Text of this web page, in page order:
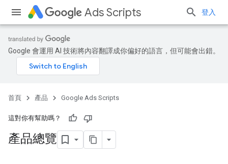
Ads Scripts 登入
Google 會運用 AI 技術將內容翻譯成你偏好的語言，但可能會出錯。
首頁 產品 Google Ads Scripts
這對你有幫助嗎？
產品總覽